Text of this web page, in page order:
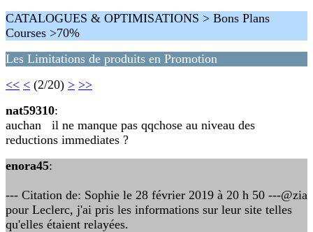
CATALOGUES & OPTIMISATIONS > Bons Plans
Courses >70%
Les Limitations de produits en Promotion
<< < (2/20) > >>
nat59310:
auchan il ne manque pas qqchose au niveau des
reductions immediates ?
enora45:
--- Citation de: Sophie le 28 février 2019 à 20 h 50 ---@zia
pour Leclerc, j'ai pris les informations sur leur site telles
qu'elles étaient relayées.